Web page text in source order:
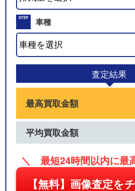
02
STEP
03
車種
査定結果
最高買取金額
平均買取金額
＼ 最短24時間以内に最
【無料】画像査定を